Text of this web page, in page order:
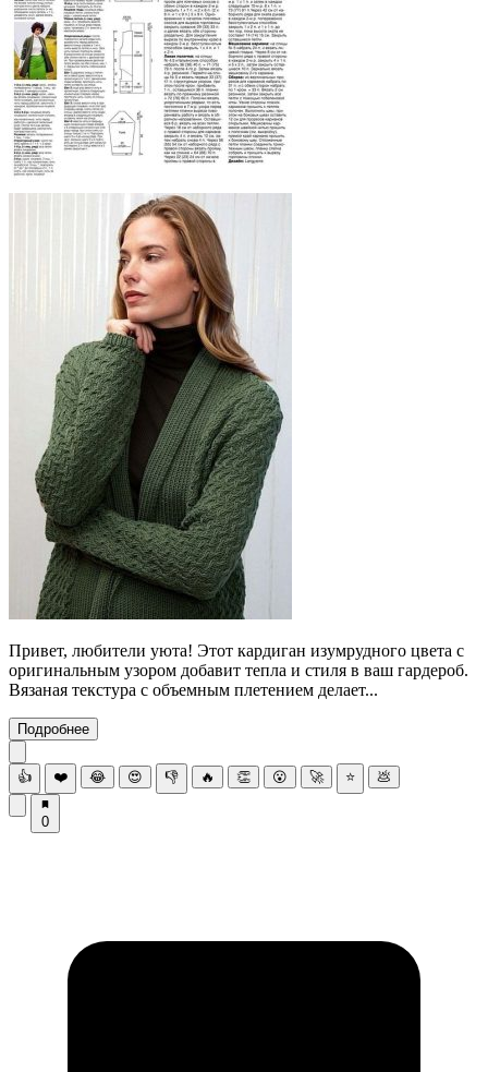
Привет, любители уюта! Этот кардиган изумрудного цвета с
оригинальным узором добавит тепла и стиля в ваш гардероб.
Вязаная текстура с объемным плетением делает...
Подробнее
👍 ❤️ 😂 😍 👎 🔥 👏 😮 🚀 ⭐ 💩
0